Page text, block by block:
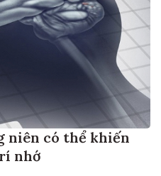
niên có thể khiến
nhớ